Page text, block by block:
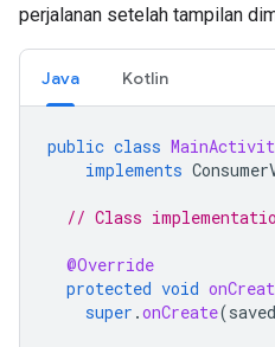
perjalanan setelah tampilan
Java Kotlin
public class
implements
// Class
@Override
protected void
super .onCreate(